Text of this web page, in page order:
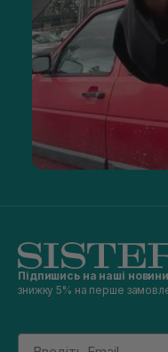
Підпишись на наші новини
знижку 5% на перше
Email